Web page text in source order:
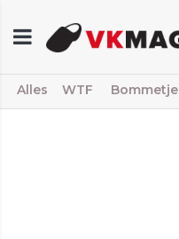
Alles WTF Bommetje